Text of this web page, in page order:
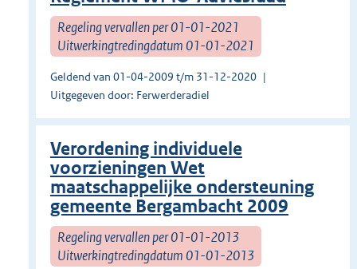
Regeling vervallen per 01-01-2021
Uitwerkingtredingdatum 01-01-2021
Geldend van 01-04-2009 t/m 31-12-2020
Uitgegeven door: Ferwerderadiel
Verordening individuele
voorzieningen Wet
maatschappelijke ondersteuning
gemeente Bergambacht 2009
Regeling vervallen per 01-01-2013
Uitwerkingtredingdatum 01-01-2013